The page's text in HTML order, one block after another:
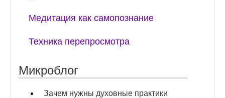
Медитация как самопознание
Техника перепросмотра
Микроблог
Зачем нужны духовные практики